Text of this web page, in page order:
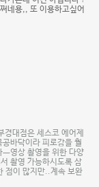
네용,, 또 이용하고싶어
대점은 세스코 에어제
바닥이라 피로감을 훨
영상 촬영을 위한 다양
촬영 가능하시도록 삼
점이 많지만..계속 보완